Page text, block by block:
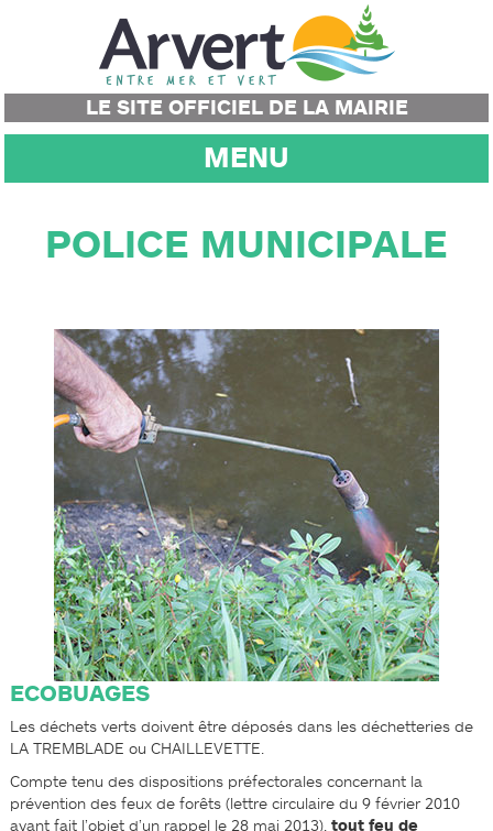
LE SITE OFFICIEL DE LA MAIRIE
MENU
POLICE MUNICIPALE
ECOBUAGES
Les déchets verts doivent être déposés dans les déchetteries de
LA TREMBLADE ou CHAILLEVETTE.
Compte tenu des dispositions préfectorales concernant la
prévention des feux de forêts (lettre circulaire du 9 février 2010
ayant fait l’objet d’un rappel le 28 mai 2013), tout feu de